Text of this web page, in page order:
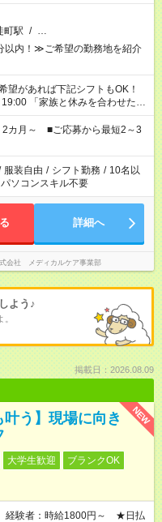
町駅 / …
以内！≫ご希望の勤務地を紹介
合わせた
したい」 「できれば残業はし
いね。 ※Wワーク希望
勤務時間と、もう1つのお仕事
超える場合は応募できません。
2カ月～ ■ご応募から最短2～3
服装自由 / シフト勤務 / 10名以
パソコンスキル不要
詳細へ
会社 メディカルケア事業部
よう♪
掲載日：2026.08.09
NEW
叶う】現場に向き
大学生歓迎
ブランクOK
経験者：時給1800円～ ★日払